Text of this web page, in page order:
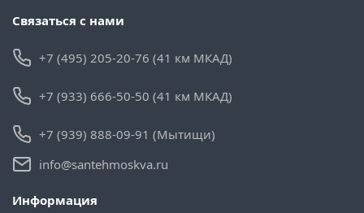
Связаться с нами
+7 (495) 205-20-76 (41 км МКАД)
+7 (933) 666-50-50 (41 км МКАД)
+7 (939) 888-09-91 (Мытищи)
info@santehmoskva.ru
Информация